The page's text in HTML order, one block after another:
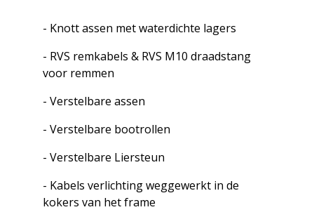
- Knott assen met waterdichte lagers
- RVS remkabels & RVS M10 draadstang
voor remmen
- Verstelbare assen
- Verstelbare bootrollen
- Verstelbare Liersteun
- Kabels verlichting weggewerkt in de
kokers van het frame